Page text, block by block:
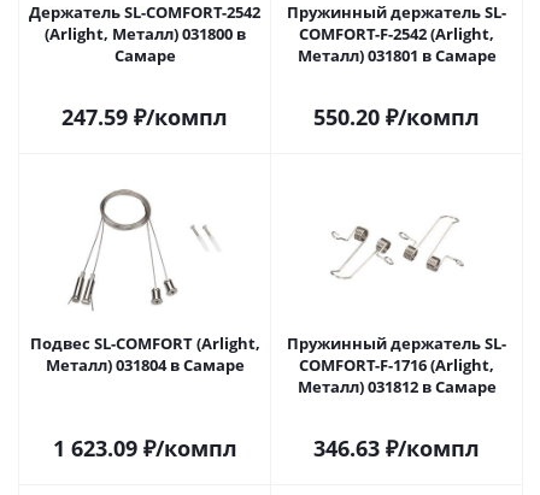
Держатель SL-COMFORT-2542
(Arlight, Металл) 031800 в
Самаре
247.59 ₽/компл
Пружинный держатель SL-
COMFORT-F-2542 (Arlight,
Металл) 031801 в Самаре
550.20 ₽/компл
Подвес SL-COMFORT (Arlight,
Металл) 031804 в Самаре
1 623.09₽/компл
Пружинный держатель SL-
COMFORT-F-1716 (Arlight,
Металл) 031812 в Самаре
346.63 ₽/компл